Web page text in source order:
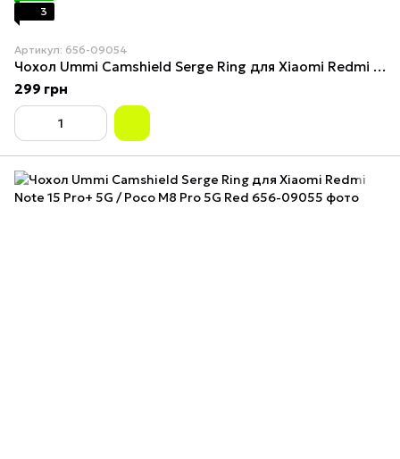
3
Артикул: 656-09054
Чохол Ummi Camshield Serge Ring для Xiaomi Redmi Note 15 Pro+ 5G / Poco M8 Pro 5G Green
299 грн